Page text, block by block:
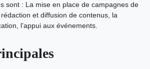
sont : La mise en place de campagnes de
et diffusion de contenus, la
l’appui aux événements.